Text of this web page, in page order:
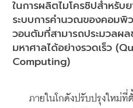
ในการผลิตไมโครชิปสำหรับ
ระบบการคำนวณของคอมพิ
วอนตัมที่สามารถประมวลผ
มหาศาลได้อย่างรวดเร็ว
Computing)
ภายในโกดังปรับปรุงใหม่ที่ตั้